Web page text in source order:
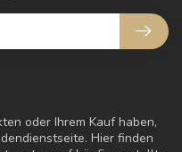
oder Ihrem Kauf haben,
Hier finden